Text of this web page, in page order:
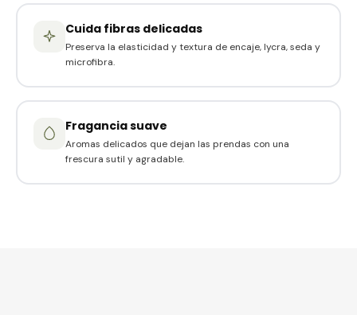
Cuida fibras delicadas
Preserva la elasticidad y textura de encaje, lycra, seda y
microfibra.
Fragancia suave
Aromas delicados que dejan las prendas con una
frescura sutil y agradable.